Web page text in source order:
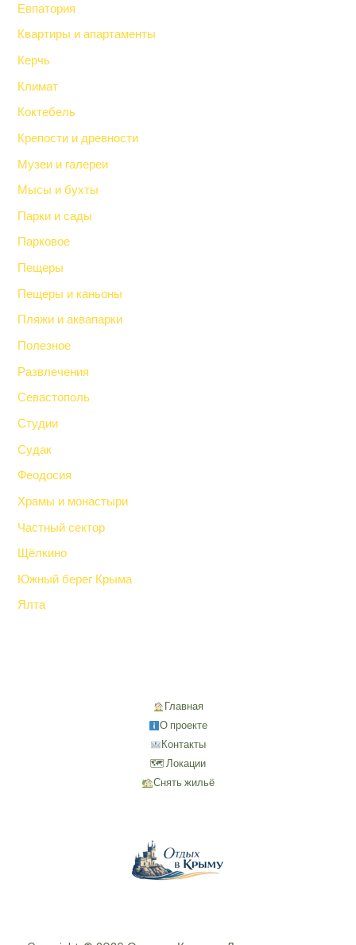
Евпатория
Квартиры и апартаменты
Керчь
Климат
Коктебель
Крепости и древности
Музеи и галереи
Мысы и бухты
Парки и сады
Парковое
Пещеры
Пещеры и каньоны
Пляжи и аквапарки
Полезное
Развлечения
Севастополь
Студии
Судак
Феодосия
Храмы и монастыри
Частный сектор
Щёлкино
Южный берег Крыма
Ялта
Главная
О проекте
Контакты
🗺 Локации
Снять жильё